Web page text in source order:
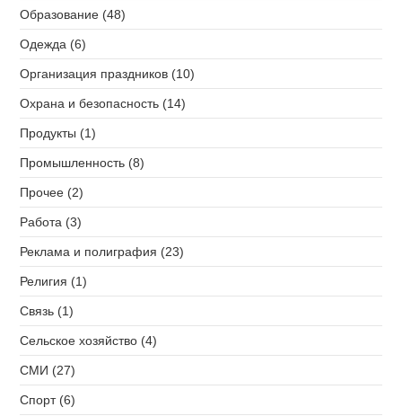
Образование (48)
Одежда (6)
Организация праздников (10)
Охрана и безопасность (14)
Продукты (1)
Промышленность (8)
Прочее (2)
Работа (3)
Реклама и полиграфия (23)
Религия (1)
Связь (1)
Сельское хозяйство (4)
СМИ (27)
Спорт (6)